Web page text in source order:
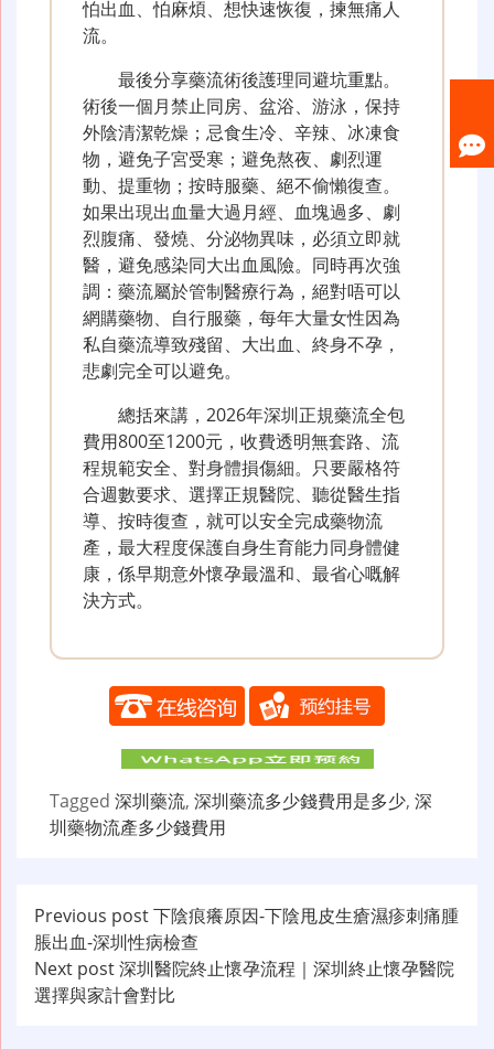
怕出血、怕麻煩、想快速恢復，揀無痛人
流。
最後分享藥流術後護理同避坑重點。
術後一個月禁止同房、盆浴、游泳，保持
外陰清潔乾燥；忌食生冷、辛辣、冰凍食
物，避免子宮受寒；避免熬夜、劇烈運
動、提重物；按時服藥、絕不偷懶復查。
如果出現出血量大過月經、血塊過多、劇
烈腹痛、發燒、分泌物異味，必須立即就
醫，避免感染同大出血風險。同時再次強
調：藥流屬於管制醫療行為，絕對唔可以
網購藥物、自行服藥，每年大量女性因為
私自藥流導致殘留、大出血、終身不孕，
悲劇完全可以避免。
總括來講，2026年深圳正規藥流全包
費用800至1200元，收費透明無套路、流
程規範安全、對身體損傷細。只要嚴格符
合週數要求、選擇正規醫院、聽從醫生指
導、按時復查，就可以安全完成藥物流
產，最大程度保護自身生育能力同身體健
康，係早期意外懷孕最溫和、最省心嘅解
決方式。
Tagged 深圳藥流, 深圳藥流多少錢費用是多少, 深
圳藥物流產多少錢費用
文
章
导
Previous post下陰痕癢原因-下陰甩皮生瘡濕疹刺痛腫
脹出血-深圳性病檢查
Next post深圳醫院終止懷孕流程｜深圳終止懷孕醫院
選擇與家計會對比